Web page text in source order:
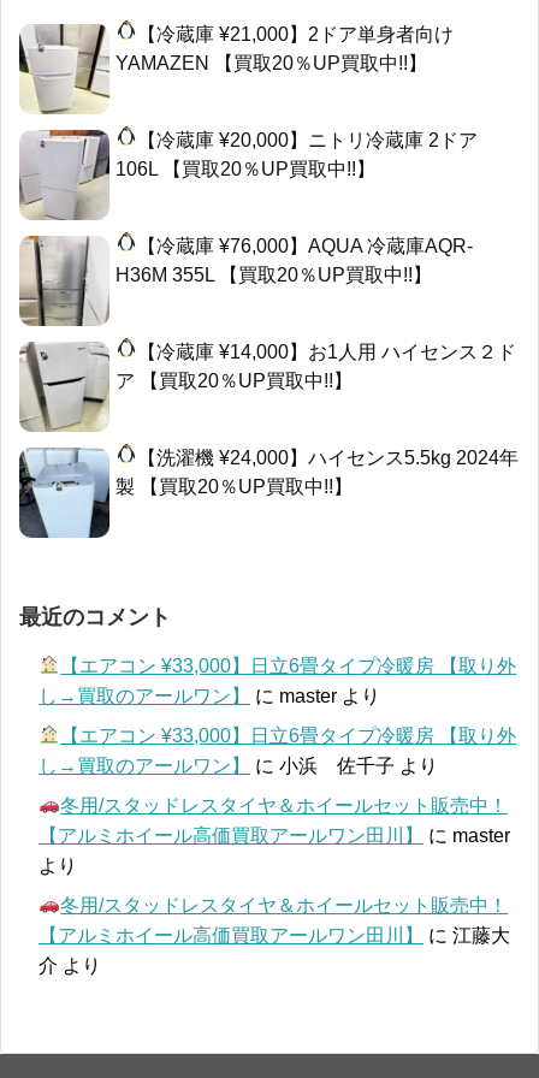
【冷蔵庫 ¥21,000】2ドア単身者向け
YAMAZEN 【買取20％UP買取中!!】
【冷蔵庫 ¥20,000】ニトリ冷蔵庫 2ドア
106L 【買取20％UP買取中!!】
【冷蔵庫 ¥76,000】AQUA 冷蔵庫AQR-
H36M 355L 【買取20％UP買取中!!】
【冷蔵庫 ¥14,000】お1人用 ハイセンス２ド
ア 【買取20％UP買取中!!】
【洗濯機 ¥24,000】ハイセンス5.5kg 2024年
製 【買取20％UP買取中!!】
最近のコメント
【エアコン ¥33,000】日立6畳タイプ冷暖房 【取り外
し→買取のアールワン】
に master より
【エアコン ¥33,000】日立6畳タイプ冷暖房 【取り外
し→買取のアールワン】
に 小浜 佐千子 より
冬用/スタッドレスタイヤ＆ホイールセット販売中！
【アルミホイール高価買取アールワン田川】
に master
より
冬用/スタッドレスタイヤ＆ホイールセット販売中！
【アルミホイール高価買取アールワン田川】
に 江藤大
介 より